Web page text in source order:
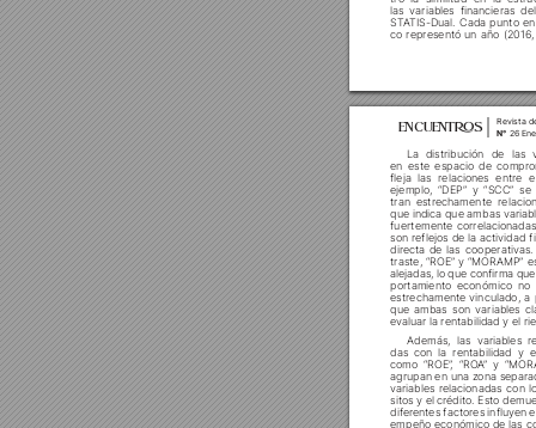
las variables financieras
  
    
ENCUENTS
Revista
N° 26
   
en este espacio de
   

   
 

son reflejos de la actividad
   
   
 
portamiento económico
  
   


 
    
   
agrupan en una zona
variables relacionadas con

diferentes factores influyen
empeño económico de las